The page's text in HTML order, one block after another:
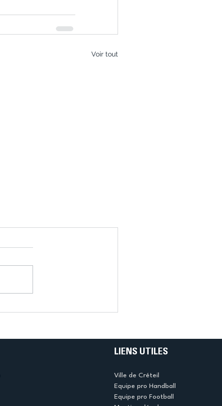
Voir tout
LIENS UTILES
Ville de Créteil
Equipe pro Handball
Equipe pro Football